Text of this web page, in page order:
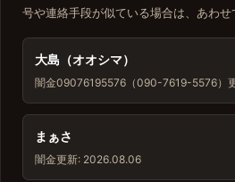
号や連絡手段が似ている場合は、あわせ
大島（オオシマ）
闇金09076195576（090-7619-5576）
まぁさ
闇金更新: 2026.08.06